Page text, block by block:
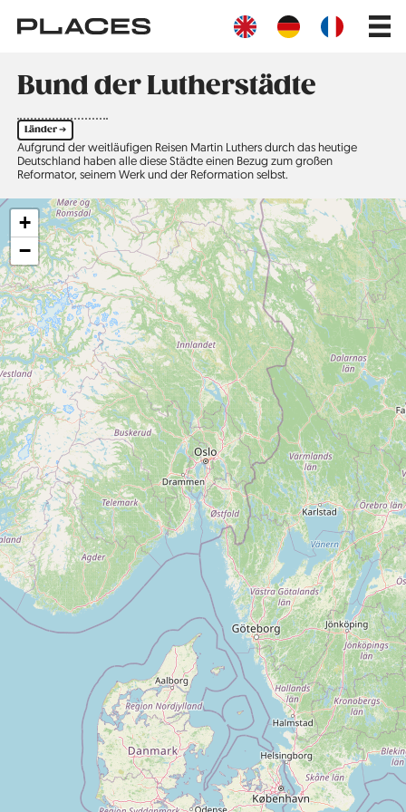
zum
Inhalt
Main
Bund der Lutherstädte
Länder ➔
Aufgrund der weitläufigen Reisen Martin Luthers durch das heutige
Deutschland haben alle diese Städte einen Bezug zum großen
Reformator, seinem Werk und der Reformation selbst.
+
−